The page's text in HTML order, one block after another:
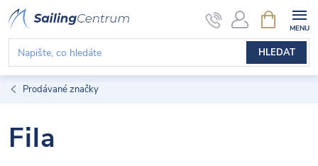
Přejít
na
obsah
HLEDAT
NÁKUPNÍ
KOŠÍK
Prodávané značky
Fila